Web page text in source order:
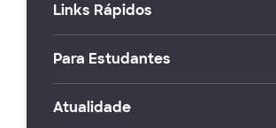
Links Rápidos
Para Estudantes
Atualidade